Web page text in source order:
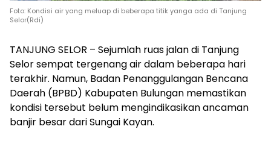
Foto: Kondisi air yang meluap di beberapa titik yanga ada di Tanjung
Selor(Rdi)
TANJUNG SELOR – Sejumlah ruas jalan di Tanjung
Selor sempat tergenang air dalam beberapa hari
terakhir. Namun, Badan Penanggulangan Bencana
Daerah (BPBD) Kabupaten Bulungan memastikan
kondisi tersebut belum mengindikasikan ancaman
banjir besar dari Sungai Kayan.